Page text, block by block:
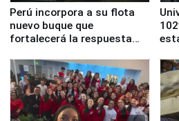
Perú incorpora a su flota
nuevo buque que
fortalecerá la respuesta